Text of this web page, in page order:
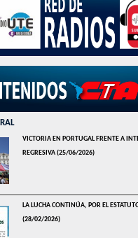
VICTORIA EN PORTUGAL FRENTE A
REGRESIVA(25/06/2026)
LA LUCHA CONTINÚA, POR EL
(28/02/2026)